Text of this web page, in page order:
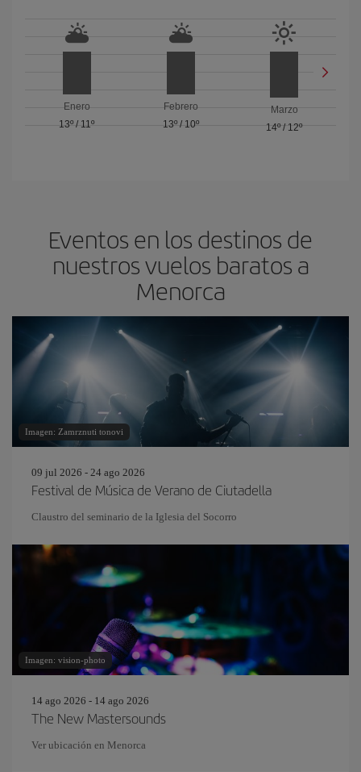
Enero
13º / 11º
Febrero
13º/ 10º
Marzo
14º/ 12º
Eventos en los destinos de
nuestros vuelos baratos a
Menorca
Imagen: Zamrznuti tonovi
09 jul 2026 - 24 ago 2026
Festival de Música de Verano de Ciutadella
Claustro del seminario de la Iglesia del Socorro
Imagen: vision-photo
14 ago 2026 - 14 ago 2026
The New Mastersounds
Ver ubicación en Menorca